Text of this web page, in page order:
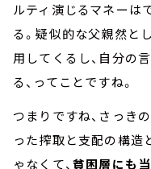
ルティ演じるマネーは
る。疑似的な父親然と
用してくるし、自分の
る、ってことですね。
つまりですね、さっき
った搾取と支配の構造
ゃなくて、貧困層にも